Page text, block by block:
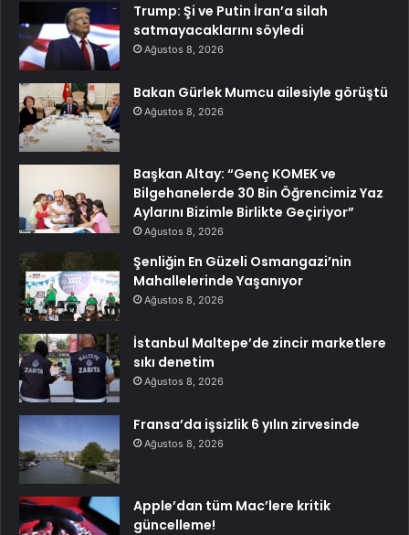
Trump: Şi ve Putin İran’a silah
satmayacaklarını söyledi
Ağustos 8, 2026
Bakan Gürlek Mumcu ailesiyle görüştü
Ağustos 8, 2026
Başkan Altay: “Genç KOMEK ve
Bilgehanelerde 30 Bin Öğrencimiz Yaz
Aylarını Bizimle Birlikte Geçiriyor”
Ağustos 8, 2026
Şenliğin En Güzeli Osmangazi’nin
Mahallelerinde Yaşanıyor
Ağustos 8, 2026
İstanbul Maltepe’de zincir marketlere
sıkı denetim
Ağustos 8, 2026
Fransa’da işsizlik 6 yılın zirvesinde
Ağustos 8, 2026
Apple’dan tüm Mac’lere kritik
güncelleme!